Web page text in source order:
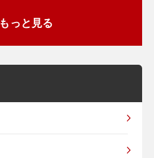
もっと見る